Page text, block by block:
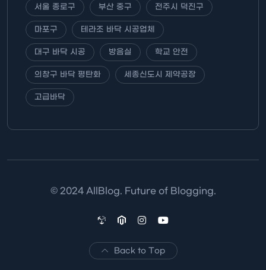
서울 종로구 부산 중구 전주시 덕진구
마포구 테라조 바닥 시공업체
대구 바닥 시공 방음실 학교 안전
의창구 바닥 평탄화 세종신도시 제약공장
고급바닥
© 2024 AllBlog. Future of Blogging.
Back to Top